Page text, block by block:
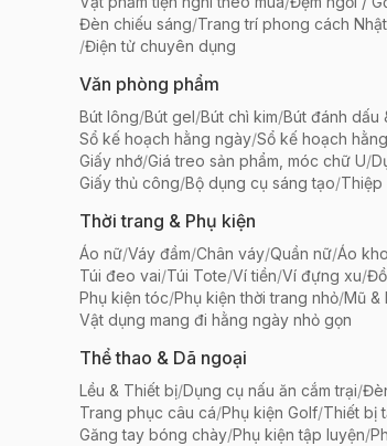
Đèn chiếu sáng/Trang trí phong cách Nhật
/Điện tử chuyên dụng
Văn phòng phẩm
Bút lông/Bút gel/Bút chì kim/Bút đánh dấu
Sổ kế hoạch hằng ngày/Sổ kế hoạch
Giấy nhớ/Giá treo sản phẩm, móc chữ U/
Giấy thủ công/Bộ dụng cụ sáng tạo/Thiệp
Thời trang & Phụ kiện
Áo nữ/Váy đầm/Chân váy/Quần nữ/Áo
Túi đeo vai/Túi Tote/Ví tiền/Ví đựng xu/
Phụ kiện tóc/Phụ kiện thời trang nhỏ/Mũ &
Vật dụng mang đi hằng ngày nhỏ gọn
Thể thao & Dã ngoại
Lều & Thiết bị/Dụng cụ nấu ăn cắm trại/
Trang phục câu cá/Phụ kiện Golf/Thiết bị
Găng tay bóng chày/Phụ kiện tập luyện/